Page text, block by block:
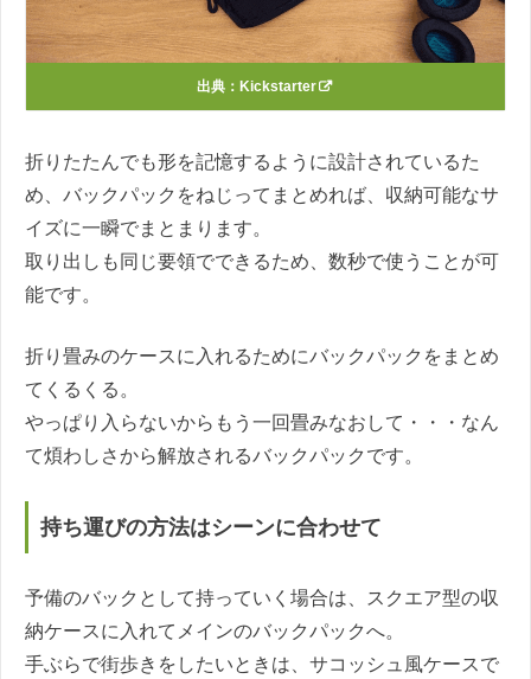
出典： Kickstarter
折りたたんでも形を記憶するように設計されているた
め、バックパックをねじってまとめれば、収納可能なサ
イズに一瞬でまとまります。
取り出しも同じ要領でできるため、数秒で使うことが可
能です。
折り畳みのケースに入れるためにバックパックをまとめ
てくるくる。
やっぱり入らないからもう一回畳みなおして・・・なん
て煩わしさから解放されるバックパックです。
持ち運びの方法はシーンに合わせて
予備のバックとして持っていく場合は、スクエア型の収
納ケースに入れてメインのバックパックへ。
手ぶらで街歩きをしたいときは、サコッシュ風ケースで